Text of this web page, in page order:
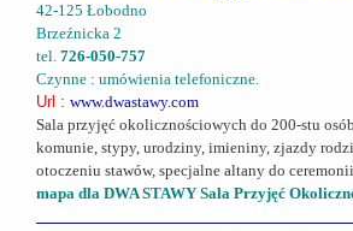
42-125 Łobodno
Brzeźnicka 2
tel. 726-050-757
Czynne : umówienia telefoniczne.
Url : www.dwastawy.com
Sala przyjęć okolicznościowych do 200-stu
komunie, stypy, urodziny, imieniny, zjazdy
otoczeniu stawów, specjalne altany do
mapa dla DWA STAWY Sala Przyjęć